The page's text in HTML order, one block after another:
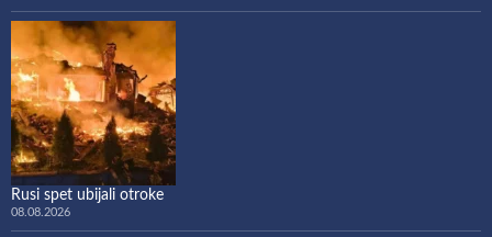
Rusi spet ubijali otroke
08.08.2026